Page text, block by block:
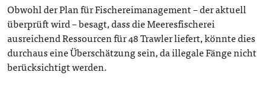
Obwohl der Plan für Fischereimanagement – der aktuell
überprüft wird – besagt, dass die Meeresfischerei
ausreichend Ressourcen für 48 Trawler liefert, könnte dies
durchaus eine Überschätzung sein, da illegale Fänge nicht
berücksichtigt werden.